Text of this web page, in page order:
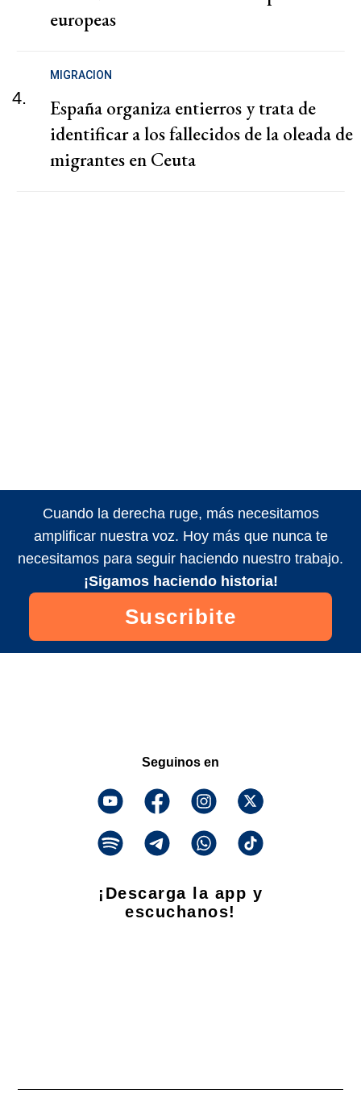
europeas
4.
MIGRACION
España organiza entierros y trata de
identificar a los fallecidos de la oleada de
migrantes en Ceuta
Cuando la derecha ruge, más necesitamos
amplificar nuestra voz. Hoy más que nunca te
necesitamos para seguir haciendo nuestro trabajo.
¡Sigamos haciendo historia!
Suscribite
Seguinos en
¡Descarga la app y
escuchanos!